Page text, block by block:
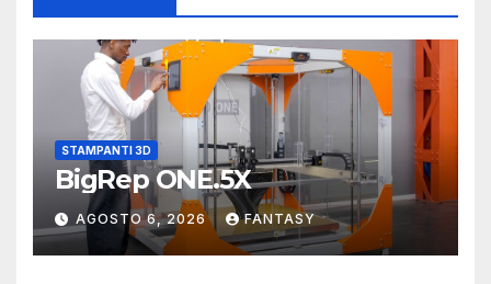
STAMPANTI 3D
BigRep ONE.5X
AGOSTO 6, 2026 FANTASY